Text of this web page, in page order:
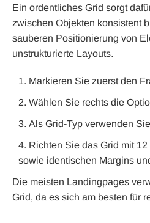
Ein ordentliches Grid sorgt
zwischen Objekten konsistent
sauberen Positionierung von
unstrukturierte Layouts.
Markieren Sie zuerst den
Wählen Sie rechts die
Als Grid-Typ verwenden
Richten Sie das Grid mit
sowie identischen Margins
Die meisten Landingpages
Grid, da es sich am besten für